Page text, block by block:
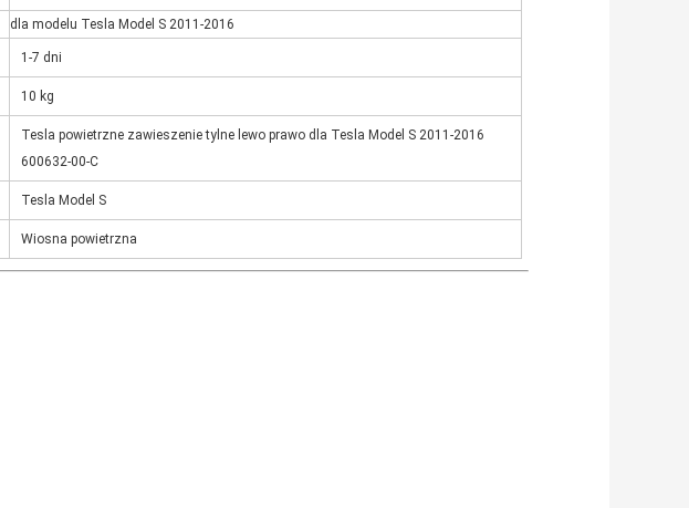
dla modelu Tesla Model S 2011-2016
1-7 dni
10 kg
Tesla powietrzne zawieszenie tylne lewo prawo dla Tesla Model S 2011-2016
600632-00-C
Tesla Model S
Wiosna powietrzna